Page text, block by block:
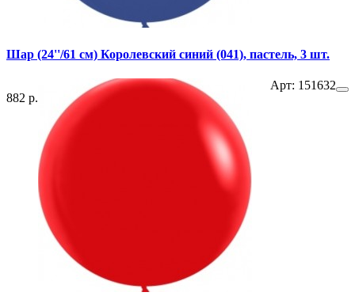
Шар (24''/61 см) Королевский синий (041), пастель, 3 шт.
882 р.
Арт: 151632